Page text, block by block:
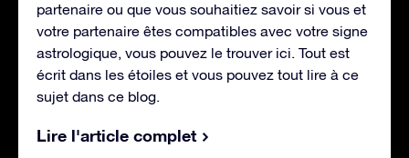
partenaire ou que vous souhaitiez savoir si vous et
votre partenaire êtes compatibles avec votre signe
astrologique, vous pouvez le trouver ici. Tout est
écrit dans les étoiles et vous pouvez tout lire à ce
sujet dans ce blog.
Lire l'article complet